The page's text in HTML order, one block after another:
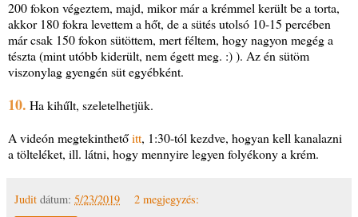
200 fokon végeztem, majd, mikor már a krémmel került be a torta,
akkor 180 fokra levettem a hőt, de a sütés utolsó 10-15 percében
már csak 150 fokon sütöttem, mert féltem, hogy nagyon megég a
tészta (mint utóbb kiderült, nem égett meg. :) ). Az én sütöm
viszonylag gyengén süt egyébként.
10. Ha kihűlt, szeletelhetjük.
A videón megtekinthetőitt, 1:30-tól kezdve, hogyan kell kanalazni
a tölteléket, ill. látni, hogy mennyire legyen folyékony a krém.
Judit dátum: 5/23/2019 2 megjegyzés: